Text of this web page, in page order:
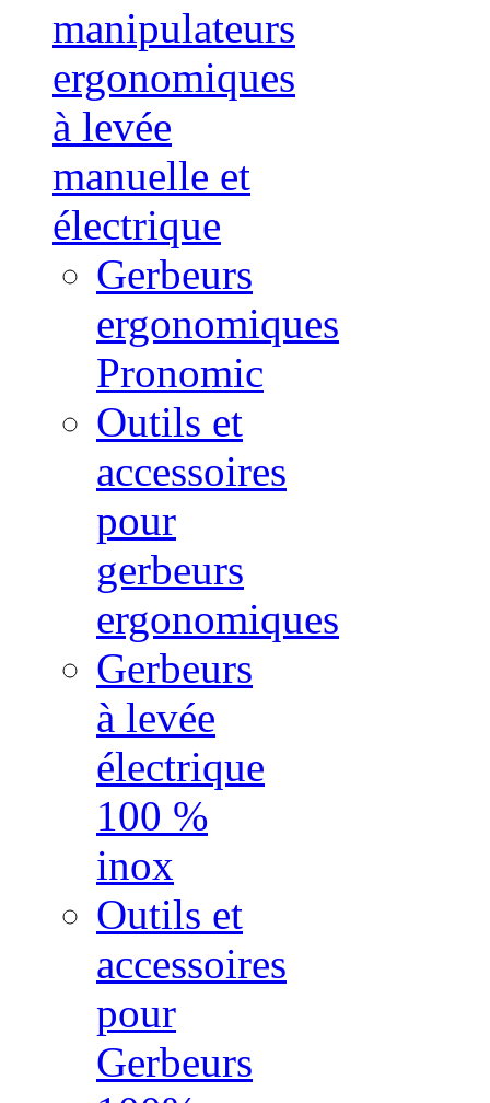
manipulateurs
ergonomiques
à levée
manuelle et
électrique
Gerbeurs
ergonomiques
Pronomic
Outils et
accessoires
pour
gerbeurs
ergonomiques
Gerbeurs
à levée
électrique
100 %
inox
Outils et
accessoires
pour
Gerbeurs